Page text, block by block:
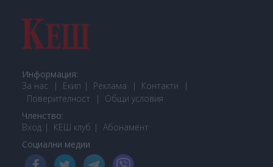
Информация:
За нас
Екип Реклама
Контакти
Поверителност
Общи условия
Членство:
Вход
КЕШ клуб Абонамент
Социални медии